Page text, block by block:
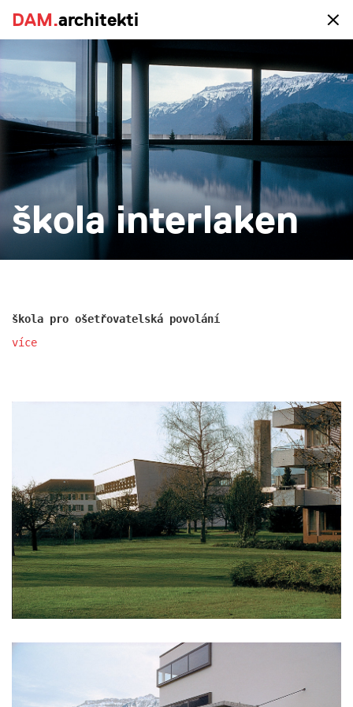
DAM.architekti
portfolio
vše realizace
novostavba
rekonstrukce
menší více
rezidence escape
DAM.architekti
škola interlaken
škola pro ošetřovatelská povolání
více